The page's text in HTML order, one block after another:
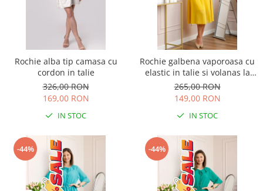
Rochie alba tip camasa cu
cordon in talie
326,00 RON
169,00 RON
IN STOC
Rochie galbena vaporoasa cu
elastic in talie si volanas la
decolteu Allegra
265,00 RON
149,00 RON
IN STOC
-44% -44%